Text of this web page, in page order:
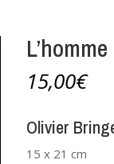
15,00€
Olivier
15 x 21 cm